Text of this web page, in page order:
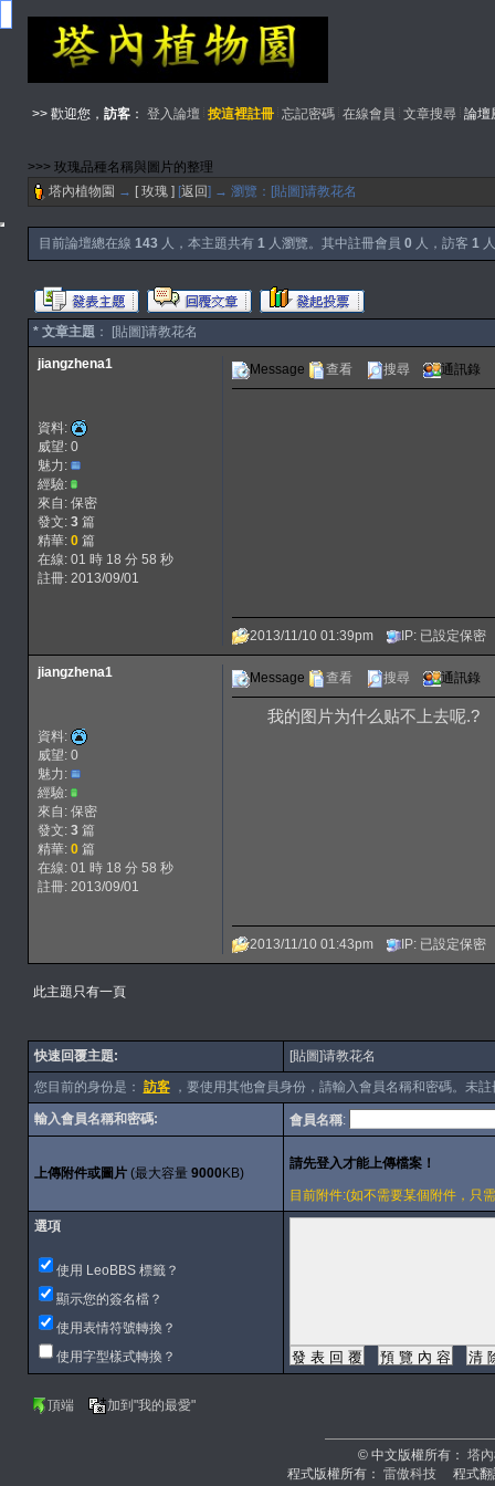
>> 歡迎您， 訪客： 登入論壇 按這裡註冊 忘記密碼 在線會員 文章搜尋 論壇
>>> 玫瑰品種名稱與圖片的整理
塔內植物園 → [ 玫瑰 ] [返回] → 瀏覽：[貼圖]请教花名
目前論壇總在線 143 人，本主題共有 1人瀏覽。其中註冊會員 0 人，訪客 1
* 文章主題 ： [貼圖]请教花名
jiangzhena1
資料:
威望: 0
魅力:
經驗:
來自: 保密
發文: 3篇
精華: 0篇
在線: 01 時 18 分 58 秒
註冊: 2013/09/01
Message 查看 搜尋 通訊錄
2013/11/10 01:39pm IP: 已設定保密
jiangzhena1
資料:
威望: 0
魅力:
經驗:
來自: 保密
發文: 3篇
精華: 0篇
在線: 01 時 18 分 58 秒
註冊: 2013/09/01
Message 查看 搜尋 通訊錄
我的图片为什么贴不上去呢.?
2013/11/10 01:43pm IP: 已設定保密
此主題只有一頁
快速回覆主題:
[貼圖]请教花名
您目前的身份是： 訪客，要使用其他會員身份，請輸入會員名稱和密碼。未
輸入會員名稱和密碼: 會員名稱:
上傳附件或圖片(最大容量 9000KB)
目前附件:(如不需要某個附件，只
選項
使用 LeoBBS 標籤？
顯示您的簽名檔？
使用表情符號轉換？
使用字型樣式轉換？
頂端 加到"我的最愛"
© 中文版權所有： 塔
程式版權所有： 雷傲科技程式翻